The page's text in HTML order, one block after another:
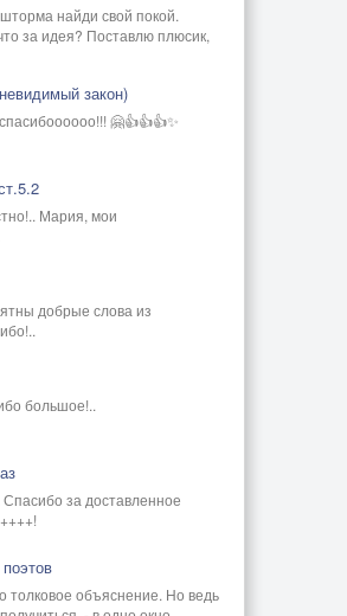
найди свой покой.
за идея? Поставлю плюсик,
закон)
🤗👍👍👍✨
Мария, мои
добрые слова из
большое!..
за доставленное
толковое объяснение. Но ведь